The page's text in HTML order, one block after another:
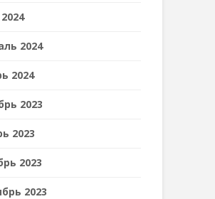
2024
2024
2023
2023
2023
2023